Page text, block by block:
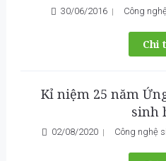
30/06/2016 Công
Chi
Kỉ niệm 25 năm
sinh
02/08/2020 Công nghệ